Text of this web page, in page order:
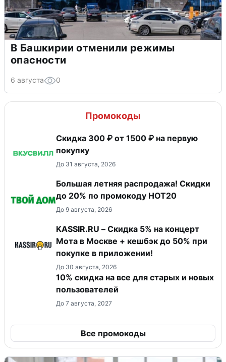
В Башкирии отменили режимы
опасности
6 августа 0
Промокоды
Скидка 300 ₽ от 1500 ₽ на первую
покупку
До 31 августа, 2026
Большая летняя распродажа! Скидки
до 20% по промокоду HOT20
До 9 августа, 2026
KASSIR.RU – Скидка 5% на концерт
Мота в Москве + кешбэк до 50% при
покупке в приложении!
До 30 августа, 2026
10% скидка на все для старых и новых
пользователей
До 7 августа, 2027
Все промокоды